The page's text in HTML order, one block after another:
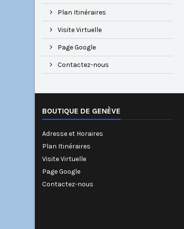
Plan Itinéraires
Visite Virtuelle
Page Google
Contactez-nous
BOUTIQUE DE GENÈVE
Adresse et Horaires
Plan Itinéraires
Visite Virtuelle
Page Google
Contactez-nous